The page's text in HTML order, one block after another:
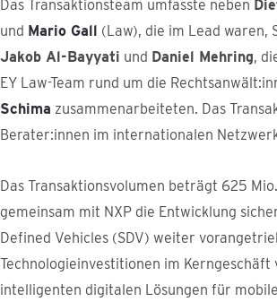
Das Transaktionsteam umfasste neben
und Mario Gall (Law), die im Lead waren,
Jakob Al-Bayyati und Daniel Mehring,
EY Law-Team rund um die
Schima zusammenarbeiteten. Das
Berater:innen im internationalen
Das Transaktionsvolumen beträgt 625
gemeinsam mit NXP die Entwicklung
Defined Vehicles (SDV) weiter
Technologieinvestitionen im
intelligenten digitalen Lösungen für